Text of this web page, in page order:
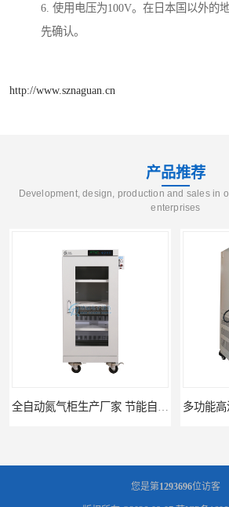
6. 使用电压为100V。在日本国以外的
先确认。
http://www.sznaguan.cn
产品推荐
Development, design, production and sales in
enterprises
您是第1293696位访客